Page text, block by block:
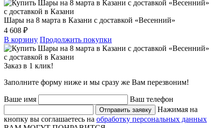
Шары на 8 марта в Казани с доставкой «Весенний»
4 608 ₽
В корзину Продолжить покупки
Заказ в 1 клик!
Заполните форму ниже и мы сразу же Вам перезвоним!
Ваше имя Ваш телефон
Отправить заявку
Нажимая на
кнопку вы соглашаетесь на обработку персональных данных